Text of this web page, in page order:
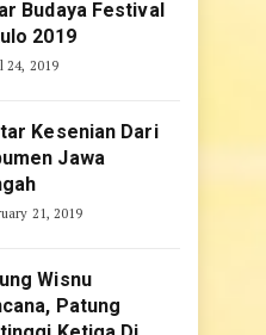
Budaya Festival
2019
24, 2019
Kesenian Dari
Jawa
21, 2019
Wisnu
Patung